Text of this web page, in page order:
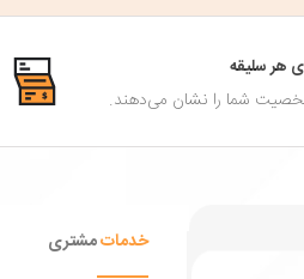
هر سلیقه
شما را نشان می‌دهند.
خدماتمشتری